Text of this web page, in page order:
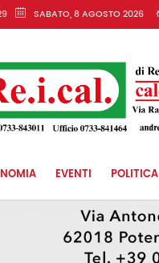
SABATO, 8 AGOSTO 2026
EVENTI POLITICA